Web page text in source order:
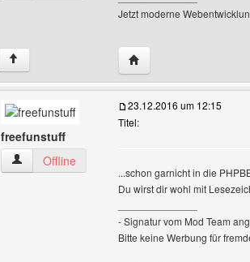
Jetzt moderne
↑ Website dieses
freefunstuff
freefunstuff Benutzer-Profile anzeigen
Offline
23.12.2016 um 12:15
Titel:
...schon garnicht in die
Du wirst dir wohl mit
- Signatur vom Mod Team
Bitte keine Werbung für